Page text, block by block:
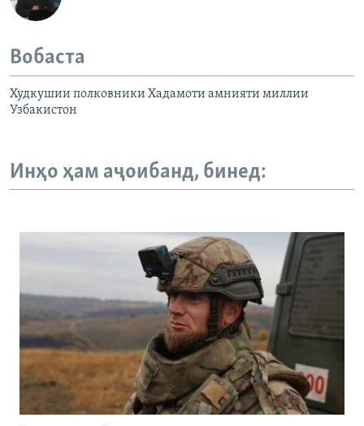
Вобаста
Худкушии полковники Хадамоти амнияти миллии
Узбакистон
Инҳо ҳам аҷоибанд, бинед: